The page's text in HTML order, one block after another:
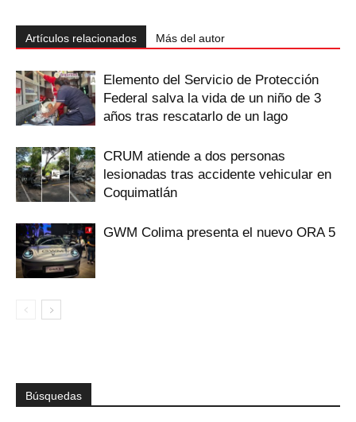
Artículos relacionados Más del autor
Elemento del Servicio de Protección
Federal salva la vida de un niño de 3
años tras rescatarlo de un lago
CRUM atiende a dos personas
lesionadas tras accidente vehicular en
Coquimatlán
GWM Colima presenta el nuevo ORA 5
Búsquedas